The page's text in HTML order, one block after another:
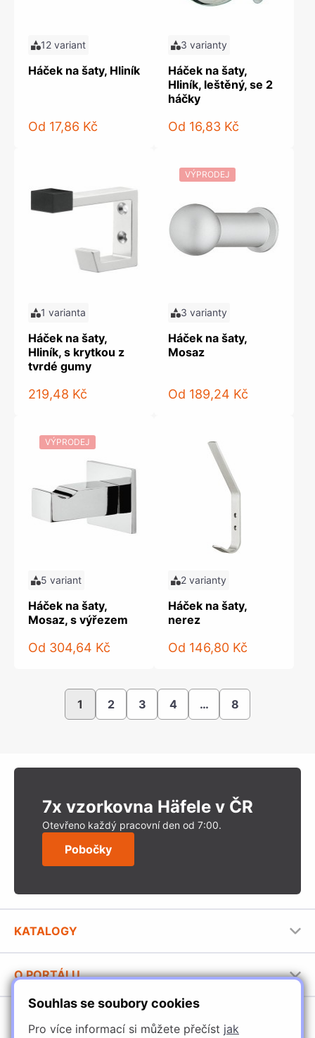
Souhlas se soubory cookies
Pro více informací si můžete přečíst jak
12 variant
Háček na šaty, Hliník
Od 17,86 Kč
3 varianty
Háček na šaty,
Hliník, leštěný, se 2
háčky
Od 16,83 Kč
1 varianta
Háček na šaty,
Hliník, s krytkou z
tvrdé gumy
219,48 Kč
VÝPRODEJ
3 varianty
Háček na šaty,
Mosaz
Od 189,24 Kč
VÝPRODEJ
5 variant
Háček na šaty,
Mosaz, s výřezem
Od 304,64 Kč
2 varianty
Háček na šaty,
nerez
Od 146,80 Kč
1 2 3 4 … 8
7x vzorkovna Häfele v ČR
Otevřeno každý pracovní den od 7:00.
Pobočky
KATALOGY
Stavební katalog Häfele
Brožury Häfele
O PORTÁLU
Provozovatel portálu
Jak používat portál